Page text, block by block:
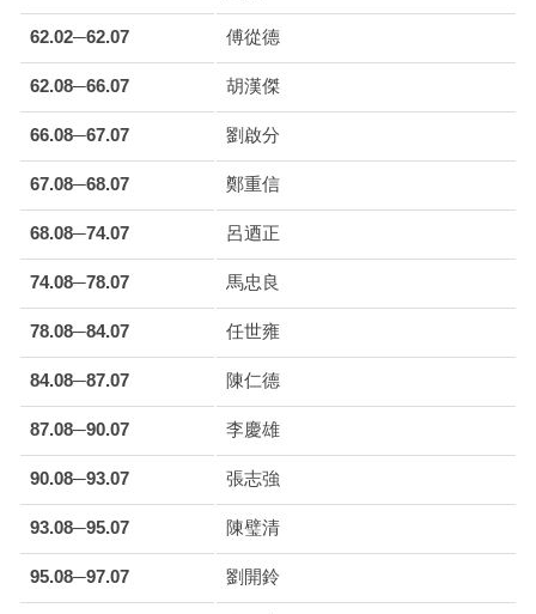
62.02─62.07 傅從德
62.08─66.07 胡漢傑
66.08─67.07 劉啟分
67.08─68.07 鄭重信
68.08─74.07 呂迺正
74.08─78.07 馬忠良
78.08─84.07 任世雍
84.08─87.07 陳仁德
87.08─90.07 李慶雄
90.08─93.07 張志強
93.08─95.07 陳璧清
95.08─97.07 劉開鈴